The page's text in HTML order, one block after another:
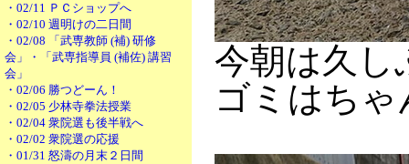
・02/11 ＰＣショップへ
・02/10 週明けの二日間
・02/08 「武専教師 (補) 研修
会」・「武専指導員 (補佐) 講習
会」
・02/06 勝つどーん！
・02/05 少林寺拳法授業
・02/04 衆院選も後半戦へ
・02/02 衆院選の応援
・01/31 怒濤の月末２日間
今朝は久し
ゴミはち